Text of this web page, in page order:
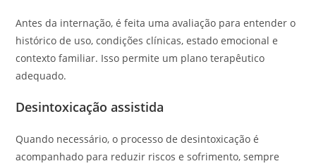
Antes da internação, é feita uma avaliação para entender o
histórico de uso, condições clínicas, estado emocional e
contexto familiar. Isso permite um plano terapêutico
adequado.
Desintoxicação assistida
Quando necessário, o processo de desintoxicação é
acompanhado para reduzir riscos e sofrimento, sempre